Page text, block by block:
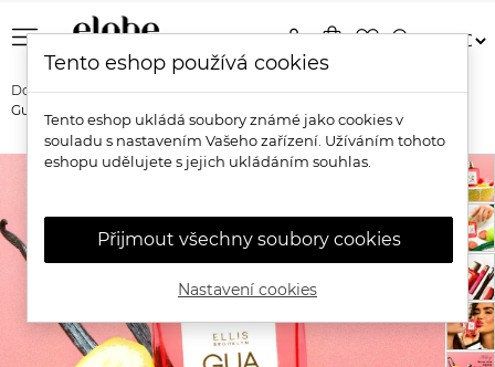
menu shopping_bagfavorite_bordersearch
person
Domů Značky Ellis Brooklyn
Ellis Brooklyn Přírodní parfém
Guava Granita
Tento eshop používá cookies
Tento eshop ukládá soubory známé jako cookies v
souladu s nastavením Vašeho zařízení. Užíváním tohoto
eshopu udělujete s jejich ukládáním souhlas.
Přijmout všechny soubory cookies
Nastavení cookies